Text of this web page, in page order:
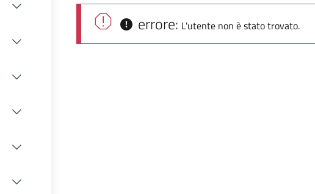
errore: L'utente non è stato trovato.